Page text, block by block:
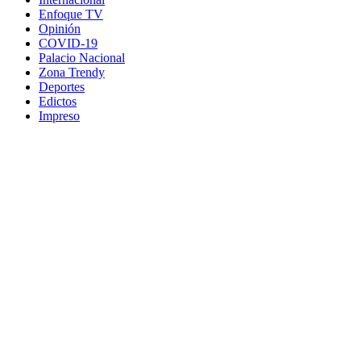
Enfoque TV
Opinión
COVID-19
Palacio Nacional
Zona Trendy
Deportes
Edictos
Impreso